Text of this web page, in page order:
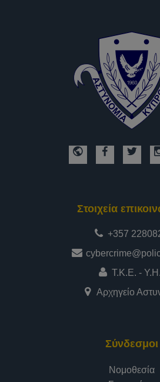
Στοιχεία
+357
Τ.Κ.Ε. -
Αρχηγείο
Σύνδεσμοι
Νομοθεσία